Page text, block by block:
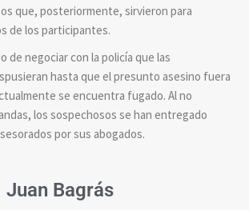
que, posteriormente, sirvieron para
de los participantes.
de negociar con la policía que las
hasta que el presunto asesino fuera
se encuentra fugado. Al no
los sospechosos se han entregado
por sus abogados.
Juan Bagrás